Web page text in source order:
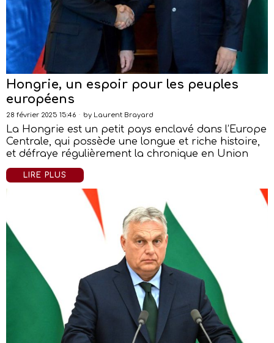
Hongrie, un espoir pour les peuples
européens
28 février 2025 15:46 by Laurent Brayard
La Hongrie est un petit pays enclavé dans l’Europe
Centrale, qui possède une longue et riche histoire,
et défraye régulièrement la chronique en Union
LIRE PLUS